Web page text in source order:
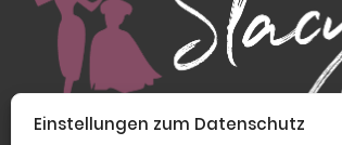
Einstellungen zum Datenschutz